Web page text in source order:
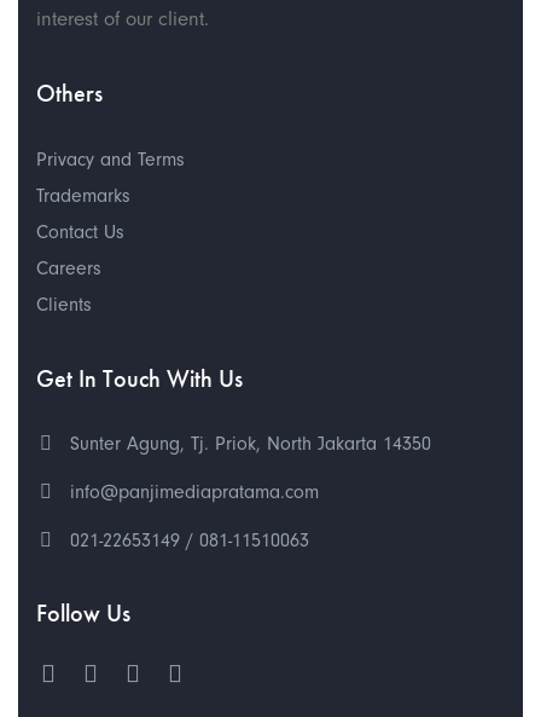
interest of our client.
Others
Privacy and Terms
Trademarks
Contact Us
Careers
Clients
Get In Touch With Us
Sunter Agung, Tj. Priok, North Jakarta 14350
info@panjimediapratama.com
021-22653149 / 081-11510063
Follow Us